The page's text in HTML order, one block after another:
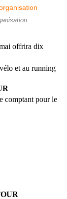
offrira dix
et au running
comptant pour le